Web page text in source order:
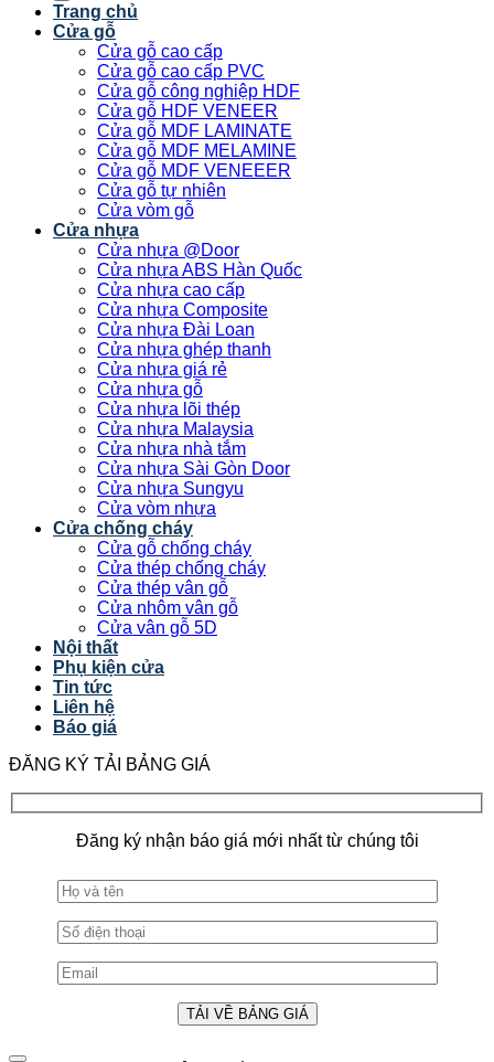
Trang chủ
Cửa gỗ
Cửa gỗ cao cấp
Cửa gỗ cao cấp PVC
Cửa gỗ công nghiệp HDF
Cửa gỗ HDF VENEER
Cửa gỗ MDF LAMINATE
Cửa gỗ MDF MELAMINE
Cửa gỗ MDF VENEEER
Cửa gỗ tự nhiên
Cửa vòm gỗ
Cửa nhựa
Cửa nhựa @Door
Cửa nhựa ABS Hàn Quốc
Cửa nhựa cao cấp
Cửa nhựa Composite
Cửa nhựa Đài Loan
Cửa nhựa ghép thanh
Cửa nhựa giá rẻ
Cửa nhựa gỗ
Cửa nhựa lõi thép
Cửa nhựa Malaysia
Cửa nhựa nhà tắm
Cửa nhựa Sài Gòn Door
Cửa nhựa Sungyu
Cửa vòm nhựa
Cửa chống cháy
Cửa gỗ chống cháy
Cửa thép chống cháy
Cửa thép vân gỗ
Cửa nhôm vân gỗ
Cửa vân gỗ 5D
Nội thất
Phụ kiện cửa
Tin tức
Liên hệ
Báo giá
ĐĂNG KÝ TẢI BẢNG GIÁ
Đăng ký nhận báo giá mới nhất từ chúng tôi